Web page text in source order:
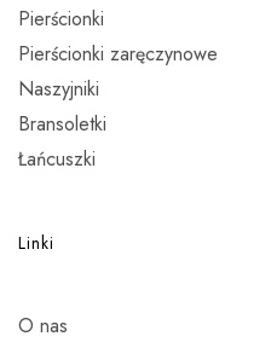
Pierścionki
Pierścionki zaręczynowe
Naszyjniki
Bransoletki
Łańcuszki
Linki
O nas